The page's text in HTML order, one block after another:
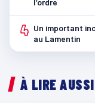
4 Un important
au Lamentin
À LIRE AUSSI